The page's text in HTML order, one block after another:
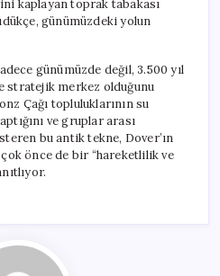
kaplayan toprak tabakası
günümüzdeki yolun
günümüzde değil, 3.500 yıl
stratejik merkez olduğunu
Çağı topluluklarının su
ve gruplar arası
bu antik tekne, Dover’ın
önce de bir “hareketlilik ve